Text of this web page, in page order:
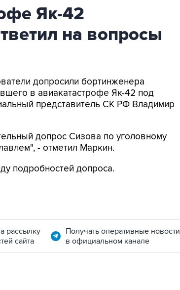
Як-42
на вопросы
допросили бортинженера
в авиакатастрофе Як-42 под
представитель СК РФ Владимир
допрос Сизова по уголовному
- отметил Маркин.
подробностей допроса.
рассылку
сайта
Получать оперативные новости
в официальном канале